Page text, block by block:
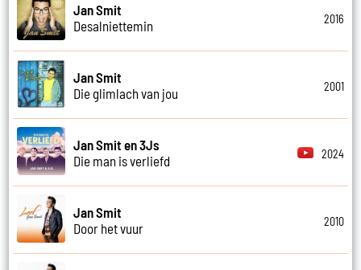
Jan Smit
Desalniettemin
2016
Jan Smit
Die glimlach van jou
2001
Jan Smit en 3Js
Die man is verliefd
2024
Jan Smit
Door het vuur
2010